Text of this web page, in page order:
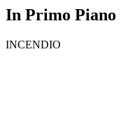
In Primo Piano
INCENDIO